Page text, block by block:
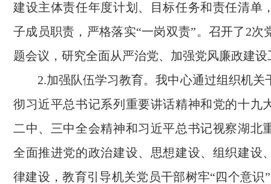
建设主体责任年度计划、目标任务和责任清单
子成员职责，严格落实“一岗双责”。召开了2次
题会议，研究全面从严治党、加强党风廉政建设
2.加强队伍学习教育。我中心通过组织机关
彻习近平总书记系列重要讲话精神和党的十九
二中、三中全会精神和习近平总书记视察湖北
全面推进党的政治建设、思想建设、组织建设
律建设，教育引导机关党员干部树牢“四个意识